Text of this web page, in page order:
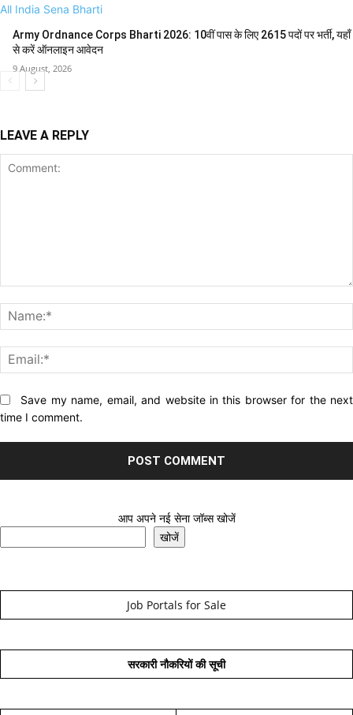
All India Sena Bharti
Army Ordnance Corps Bharti 2026: 10वीं पास के लिए 2615 पदों पर भर्ती, यहाँ
से करें ऑनलाइन आवेदन
9 August, 2026
LEAVE A REPLY
Website:Save my name, email, and website in this browser for the next
time I comment.
आप अपने नई सेना जॉब्स खोजें
खोजें
Job Portals for Sale
सरकारी नौकरियों की सूची